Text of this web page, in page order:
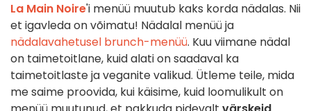
La Main Noire'i menüü muutub kaks korda nädalas. Nii
et igavleda on võimatu! Nädalal menüü ja
nädalavahetusel brunch-menüü. Kuu viimane nädal
on taimetoitlane, kuid alati on saadaval ka
taimetoitlaste ja veganite valikud. Ütleme teile, mida
me saime proovida, kui käisime, kuid loomulikult on